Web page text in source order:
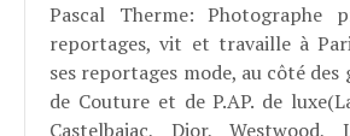
Pascal Therme: Photographe
reportages, vit et travaille à
ses reportages mode, au côté des
de Couture et de P.AP. de
Castelbajac, Dior, Westwood,